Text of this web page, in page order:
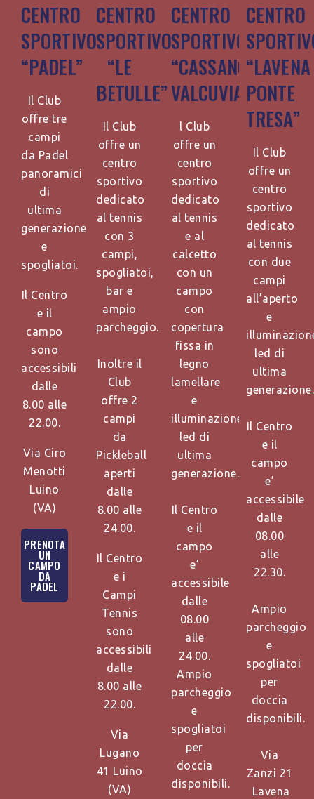
CENTRO
SPORTIVO
“PADEL”
Il Club
offre tre
campi
da Padel
panoramici
di
ultima
generazione
e
spogliatoi.
Il Centro
e il
campo
sono
accessibili
dalle
8.00 alle
22.00.
Via Ciro
Menotti
Luino
(VA)
PRENOTA
UN
CAMPO
DA
PADEL
CENTRO
SPORTIVO
“LE
BETULLE”
Il Club
offre un
centro
sportivo
dedicato
al tennis
con 3
campi,
spogliatoi,
bar e
ampio
parcheggio.
Inoltre il
Club
offre 2
campi
da
Pickleball
aperti
dalle
8.00 alle
24.00.
Il Centro
e i
Campi
Tennis
sono
accessibili
dalle
8.00 alle
22.00.
Via
Lugano
41 Luino
(VA)
CENTRO
SPORTIVO
“CASSANO
VALCUVIA”
l Club
offre un
centro
sportivo
dedicato
al tennis
e al
calcetto
con un
campo
con
copertura
fissa in
legno
lamellare
e
illuminazione
led di
ultima
generazione.
Il Centro
e il
campo
e’
accessibile
dalle
08.00
alle
24.00.
Ampio
parcheggio
e
spogliatoi
per
doccia
disponibili.
CENTRO
“LAVENA
PONTE
TRESA”
Il Club
offre un
centro
sportivo
dedicato
al tennis
con due
campi
all’aperto
e
led di
ultima
generazione.
Il Centro
e il
campo
e’
accessibile
dalle
08.00
alle
22.30.
Ampio
parcheggio
e
spogliatoi
per
doccia
disponibili.
Via
Zanzi 21
Lavena